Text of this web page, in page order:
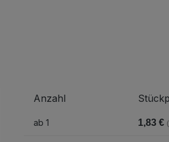
Anzahl
ab 1 1,83 €